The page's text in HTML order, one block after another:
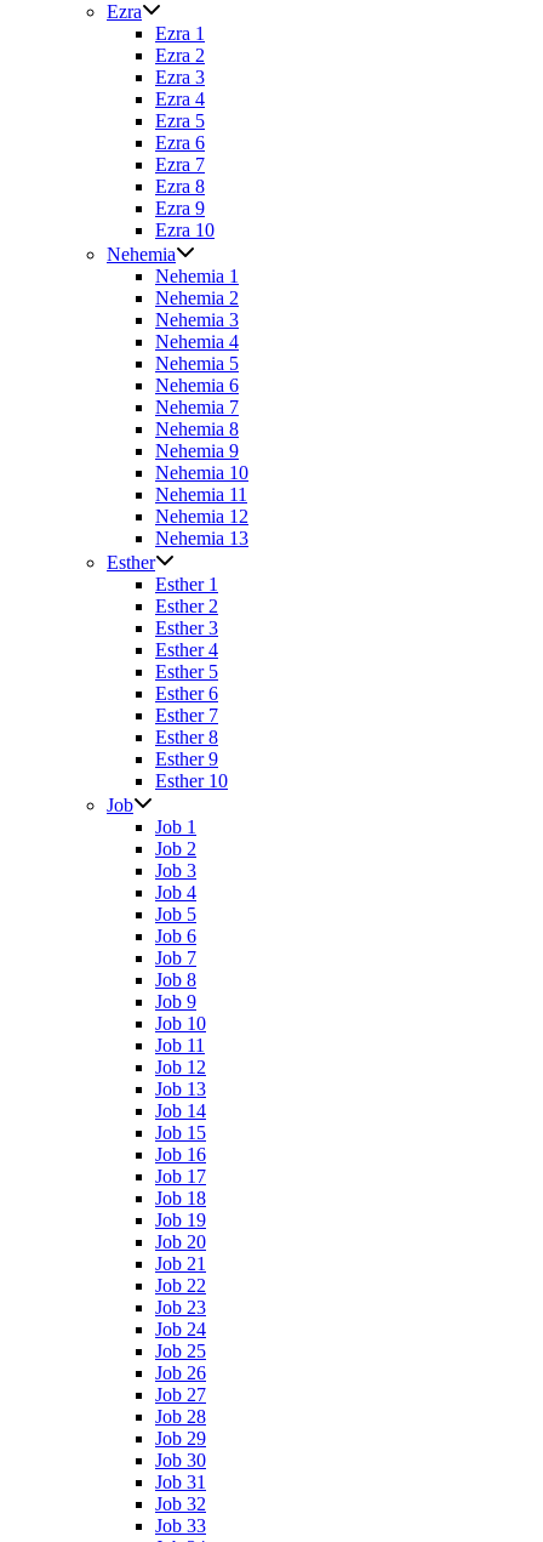
Ezra
Ezra 1
Ezra 2
Ezra 3
Ezra 4
Ezra 5
Ezra 6
Ezra 7
Ezra 8
Ezra 9
Ezra 10
Nehemia
Nehemia 1
Nehemia 2
Nehemia 3
Nehemia 4
Nehemia 5
Nehemia 6
Nehemia 7
Nehemia 8
Nehemia 9
Nehemia 10
Nehemia 11
Nehemia 12
Nehemia 13
Esther
Esther 1
Esther 2
Esther 3
Esther 4
Esther 5
Esther 6
Esther 7
Esther 8
Esther 9
Esther 10
Job
Job 1
Job 2
Job 3
Job 4
Job 5
Job 6
Job 7
Job 8
Job 9
Job 10
Job 11
Job 12
Job 13
Job 14
Job 15
Job 16
Job 17
Job 18
Job 19
Job 20
Job 21
Job 22
Job 23
Job 24
Job 25
Job 26
Job 27
Job 28
Job 29
Job 30
Job 31
Job 32
Job 33